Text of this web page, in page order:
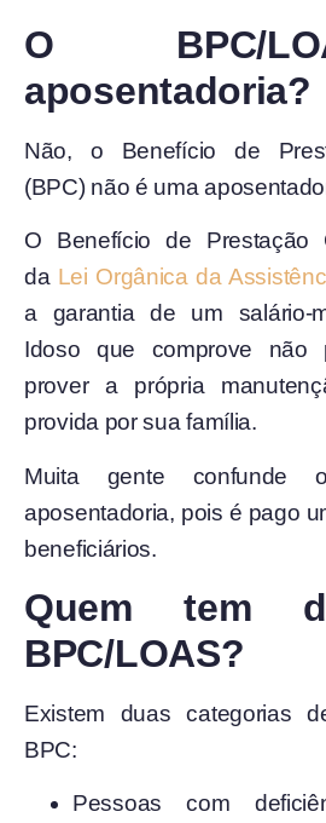
O BPC/
aposentadoria?
Não, o Benefício de
(BPC) não é uma
O Benefício de Prestação
da Lei Orgânica da
a garantia de um salário-
Idoso que comprove não
prover a própria
provida por sua família.
Muita gente
aposentadoria, pois é pago
beneficiários.
Quem tem
BPC/LOAS?
Existem duas categorias
BPC:
Pessoas com